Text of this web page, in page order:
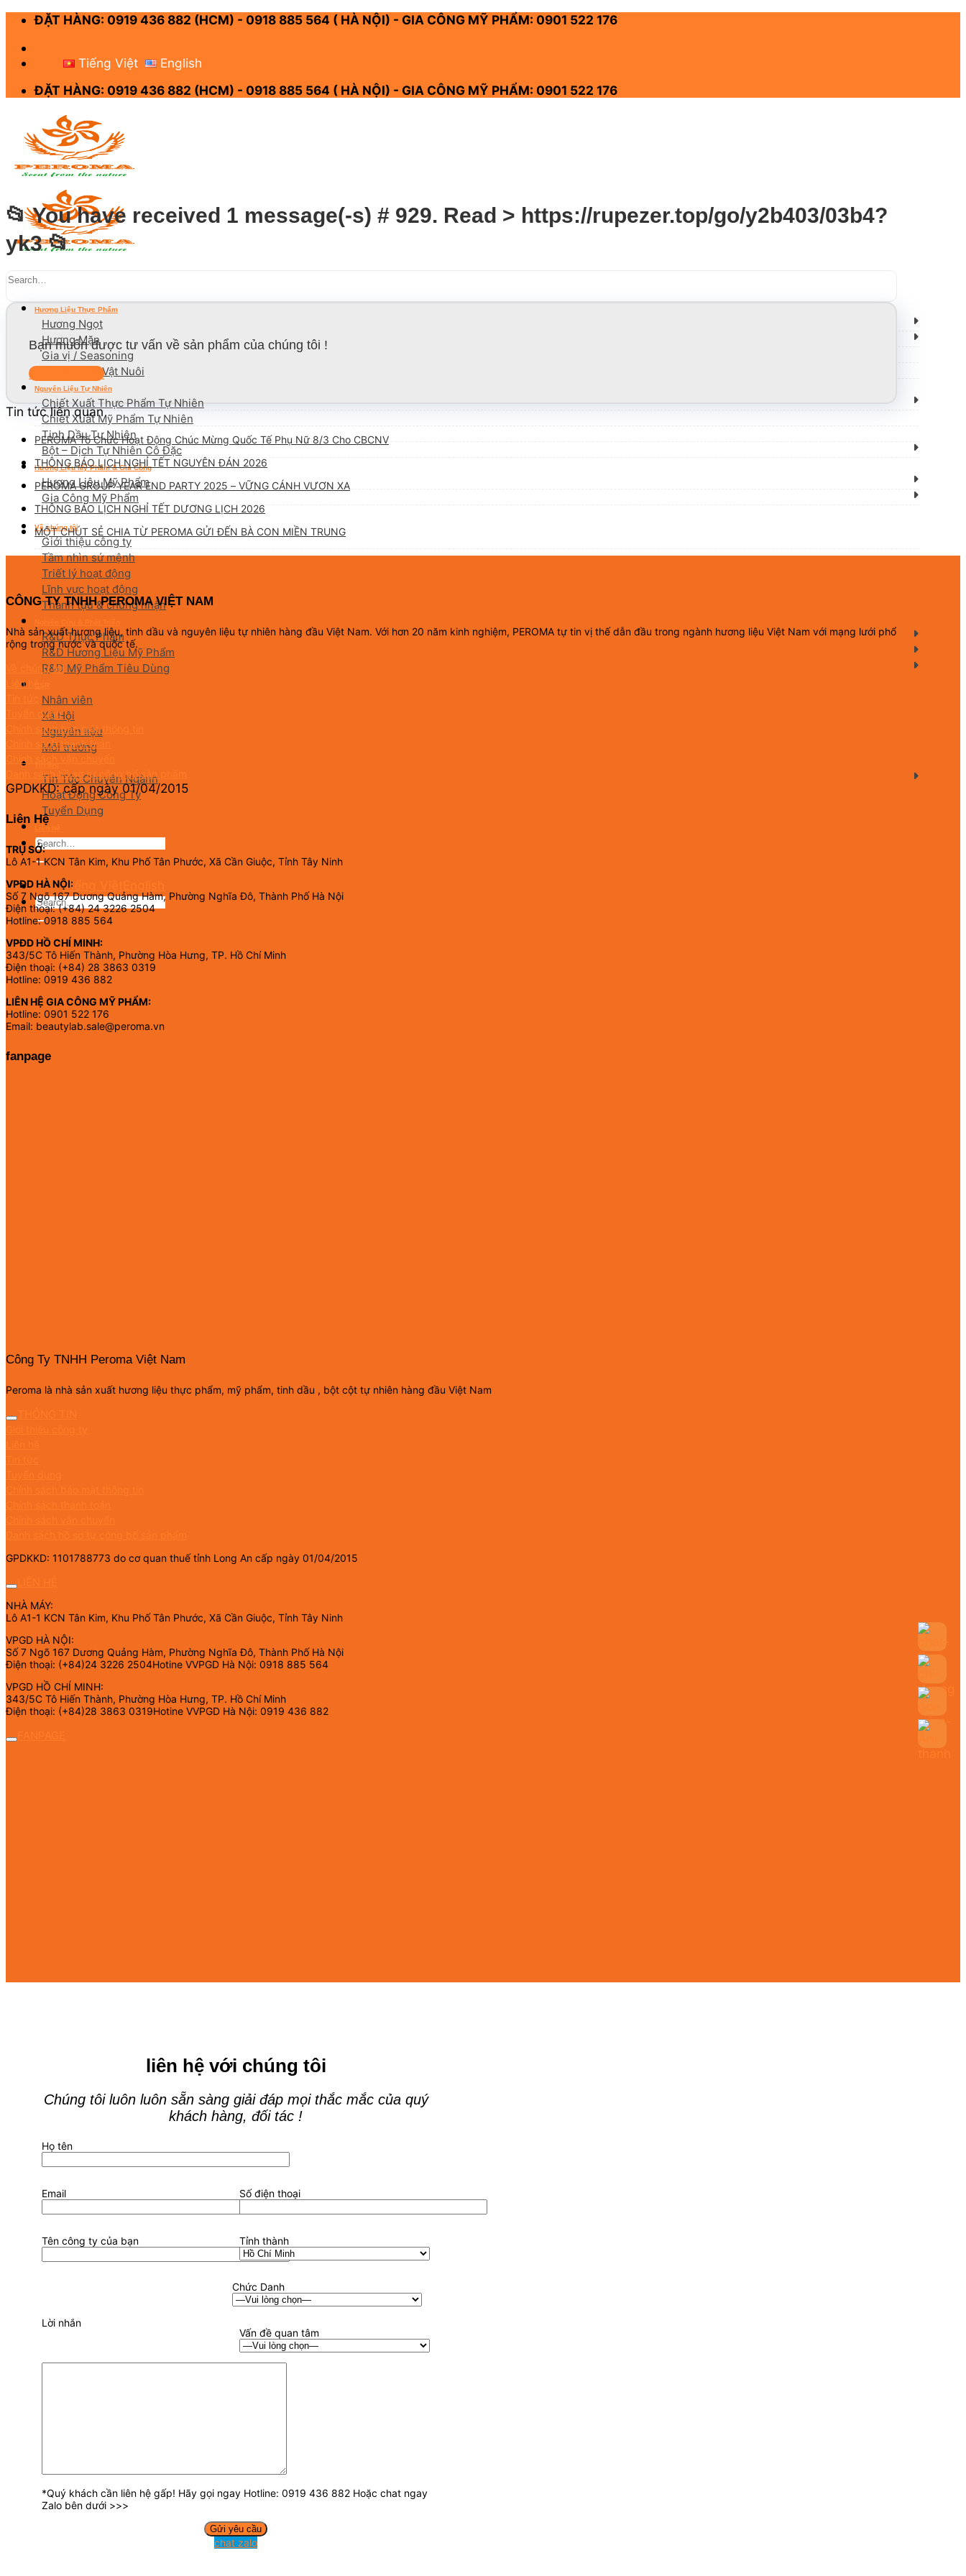
Skip
content
ĐẶT HÀNG: 0919 436 882 (HCM) - 0918 885 564 ( HÀ NỘI) - GIA CÔNG MỸ PHẨM: 0901 522 176
Tiếng Việt
English
ĐẶT HÀNG: 0919 436 882 (HCM) - 0918 885 564 ( HÀ NỘI) - GIA CÔNG MỸ PHẨM: 0901 522 176
Menu
Hương Liệu Thực Phẩm
Hương Ngọt
Hương Mặn
Gia vị / Seasoning
Hương Cho Vật Nuôi
Nguyên Liệu Tự Nhiên
Chiết Xuất Thực Phẩm Tự Nhiên
Chiết Xuất Mỹ Phẩm Tự Nhiên
Tinh Dầu Tự Nhiên
Bột – Dịch Tự Nhiên Cô Đặc
Hương Liệu Mỹ Phẩm & Gia Công
Hương Liệu Mỹ Phẩm
Gia Công Mỹ Phẩm
Về chúng tôi
Giới thiệu công ty
Tầm nhìn sứ mệnh
Triết lý hoạt động
Lĩnh vực hoạt động
Thành tựu & chứng nhận
R&D Thực Phẩm
R&D Hương Liệu Mỹ Phẩm
R&D Mỹ Phẩm Tiêu Dùng
Nhân viên
Xã Hội
Nguyên liệu
Môi trường
Tin Tức Chuyên Ngành
Hoạt Động Công Ty
Tuyển Dụng
Liên hệ
Tiếng Việt
📂 You have received 1 message(-s) # 929. Read > https://rupezer.top/go/y2b403/03b4?
yk3 📂
Bạn muốn được tư vấn về sản phẩm của chúng tôi !
Liên hệ ngay
Tin tức liên quan
PEROMA Tổ Chức Hoạt Động Chúc Mừng Quốc Tế Phụ Nữ 8/3 Cho CBCNV
THÔNG BÁO LỊCH NGHỈ TẾT NGUYÊN ĐÁN 2026
PEROMA GROUP YEAR END PARTY 2025 – VỮNG CÁNH VƯƠN XA
THÔNG BÁO LỊCH NGHỈ TẾT DƯƠNG LỊCH 2026
MỘT CHÚT SẺ CHIA TỪ PEROMA GỬI ĐẾN BÀ CON MIỀN TRUNG
CÔNG TY TNHH PEROMA VIỆT NAM
Nhà sản xuất hương liệu, tinh dầu và nguyên liệu tự nhiên hàng đầu Việt Nam. Với hơn 20 năm kinh nghiệm, PEROMA tự tin vị thế dẫn đầu trong ngành hương liệu Việt Nam với mạng lưới phổ
rộng trong nước và quốc tế.
Về chúng tôi
Liên hệ
Tuyển dụng
Chính sách bảo mật thông tin
Chính sách thanh toán
Chính sách vận chuyển
Danh sách hồ sơ tự công bố sản phẩm
GPDKKD: cấp ngày 01/04/2015
Liên Hệ
TRỤ SỞ:
Lô A1-1 KCN Tân Kim, Khu Phố Tân Phước, Xã Cần Giuộc, Tỉnh Tây Ninh
VPĐD HÀ NỘI:
Số 7 Ngõ 167 Dương Quảng Hàm, Phường Nghĩa Đô, Thành Phố Hà Nội
Điện thoại: (+84) 24 3226 2504
Hotline: 0918 885 564
VPĐD HỒ CHÍ MINH:
343/5C Tô Hiến Thành, Phường Hòa Hưng, TP. Hồ Chí Minh
Điện thoại: (+84) 28 3863 0319
Hotline: 0919 436 882
LIÊN HỆ GIA CÔNG MỸ PHẨM:
Hotline: 0901 522 176
Email: beautylab.sale@peroma.vn
fanpage
Công Ty TNHH Peroma Việt Nam
Peroma là nhà sản xuất hương liệu thực phẩm, mỹ phẩm, tinh dầu , bột cột tự nhiên hàng đầu Việt Nam
GPDKKD: 1101788773 do cơ quan thuế tỉnh Long An cấp ngày 01/04/2015
NHÀ MÁY:
Lô A1-1 KCN Tân Kim, Khu Phố Tân Phước, Xã Cần Giuộc, Tỉnh Tây Ninh
VPGD HÀ NỘI:
Số 7 Ngõ 167 Dương Quảng Hàm, Phường Nghĩa Đô, Thành Phố Hà Nội
Điện thoại: (+84)24 3226 2504Hotine VVPGD Hà Nội: 0918 885 564
VPGD HỒ CHÍ MINH:
343/5C Tô Hiến Thành, Phường Hòa Hưng, TP. Hồ Chí Minh
Điện thoại: (+84)28 3863 0319Hotine VVPGD Hà Nội: 0919 436 882
liên hệ với chúng tôi
Chúng tôi luôn luôn sẵn sàng giải đáp mọi thắc mắc của quý
khách hàng, đối tác !
Họ tên
Email Số điện thoại
Tên công ty của bạn Tỉnh thành
Chức Danh
Vấn đề quan tâm
Lời nhắn
*Quý khách cần liên hệ gấp! Hãy gọi ngay Hotline: 0919 436 882 Hoặc chat ngay
Zalo bên dưới >>>
chat zalo